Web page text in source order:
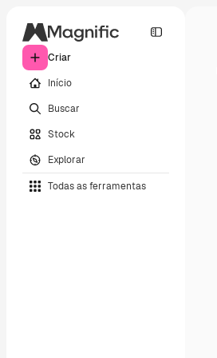
Criar
Início
Buscar
Stock
Explorar
Todas as ferramentas